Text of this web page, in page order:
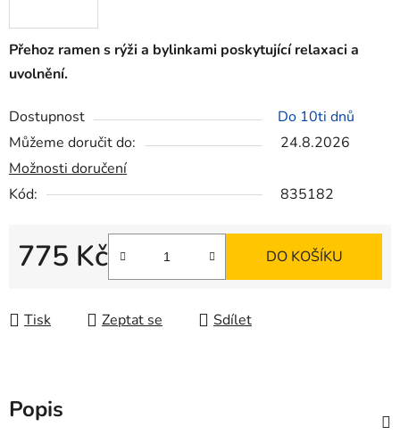
Přehoz ramen s rýži a bylinkami poskytující relaxaci a
uvolnění.
Dostupnost
Do 10ti dnů
Můžeme doručit do:
24.8.2026
Možnosti doručení
Kód:
835182
775 Kč DO KOŠÍKU
Tisk Zeptat se Sdílet
Popis